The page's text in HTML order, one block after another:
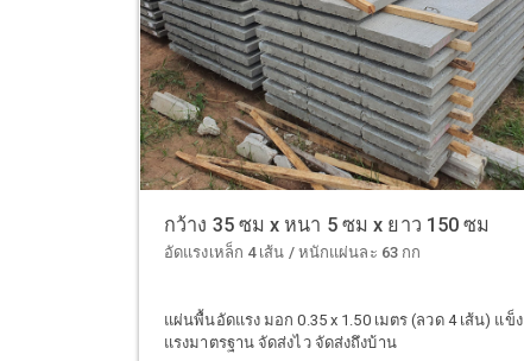
กว้าง 35 ซม x หนา 5 ซม x ยาว 150 ซม
อัดแรงเหล็ก 4 เส้น / หนักแผ่นละ 63 กก
แผ่นพื้นอัดแรง มอก 0.35 x 1.50 เมตร (ลวด 4 เส้น) แข็ง
แรงมาตรฐาน จัดส่งไว จัดส่งถึงบ้าน